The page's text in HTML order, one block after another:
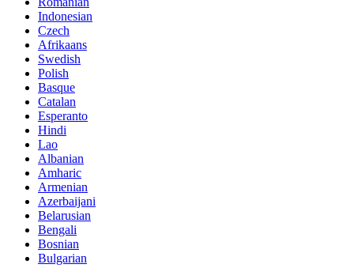
Indonesian
Czech
Afrikaans
Swedish
Polish
Basque
Catalan
Esperanto
Hindi
Lao
Albanian
Amharic
Armenian
Azerbaijani
Belarusian
Bengali
Bosnian
Bulgarian